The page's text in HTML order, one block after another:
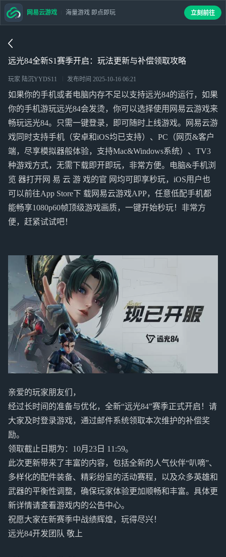
远光84全新S1赛季开启：玩法更新与补偿领取攻略
玩家 陆沉YYDS11 发布时间 2025-10-16 06:21
如果你的手机或者电脑内存不足以支持远光84的运行，如果
你的手机游玩远光84会发烫，你可以选择使用网易云游戏来
畅玩远光84。只需一键登录，即可随时上线游戏。网易云游
戏同时支持手机（安卓和iOS均已支持）、PC（网页&客户
端，尽享模拟器般体验，支持Mac&Windows系统）、TV3
种游戏方式，无需下载即开即玩，非常方便。电脑&手机浏
览 器打开网 易 云 游 戏的官 网均可即享秒玩，iOS用户也
可以前往App Store下 载网易云游戏APP，任意低配手机都
能畅享1080p60帧顶级游戏画质，一键开始秒玩！非常方
便，赶紧试试吧！
亲爱的玩家朋友们，
经过长时间的准备与优化，全新“远光84”赛季正式开启！请
大家及时登录游戏，通过邮件系统领取本次维护的补偿奖
励。
领取截止日期为：10月23日 11:59。
此次更新带来了丰富的内容，包括全新的人气伙伴“叭嘀”、
多样化的配件装备、精彩纷呈的活动赛程，以及众多英雄和
武器的平衡性调整，确保玩家体验更加顺畅和丰富。具体更
新详情请查看游戏内的公告中心。
祝愿大家在新赛季中战绩辉煌，玩得尽兴！
远光84开发团队 敬上
网易云游戏 海量游戏 即点即玩 立刻前往